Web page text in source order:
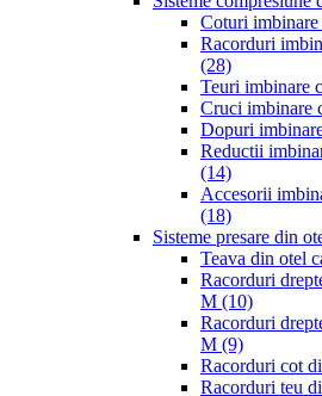
Coturi
Racorduri
(28)
Teuri imbinare
Cruci imbinare
Dopuri
Reductii
(14)
Accesorii
(18)
Sisteme presare din
Teava din otel
Racorduri
M (10)
Racorduri
M (9)
Racorduri cot
Racorduri teu